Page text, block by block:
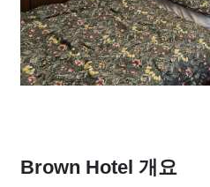
Brown Hotel 개요